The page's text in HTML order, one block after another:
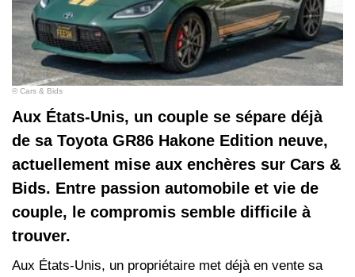
© Cars & Bids
Aux États-Unis, un couple se sépare déjà
de sa Toyota GR86 Hakone Edition neuve,
actuellement mise aux enchères sur Cars &
Bids. Entre passion automobile et vie de
couple, le compromis semble difficile à
trouver.
Aux États-Unis, un propriétaire met déjà en vente sa